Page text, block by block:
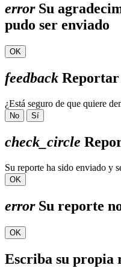
errorSu
pudo ser enviado
OK
feedback
¿Está seguro de que quiere
No Sí
check_circle
Su reporte ha sido enviado y
OK
errorSu reporte
OK
Escriba su propia